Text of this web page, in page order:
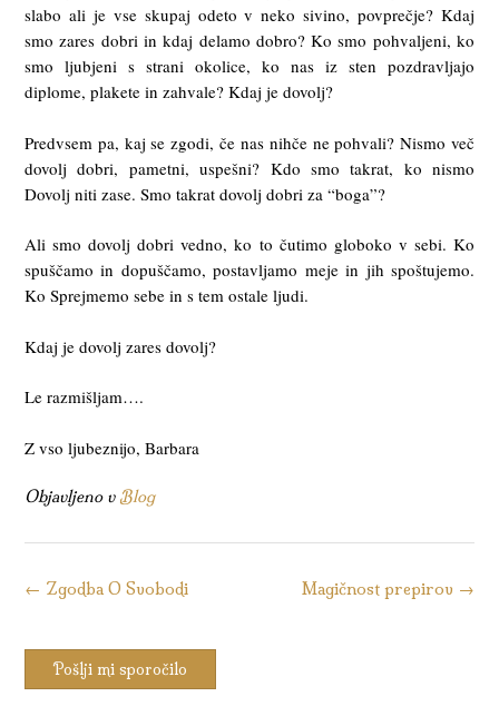
slabo ali je vse skupaj odeto v neko sivino, povprečje? Kdaj
smo zares dobri in kdaj delamo dobro? Ko smo pohvaljeni, ko
smo ljubjeni s strani okolice, ko nas iz sten pozdravljajo
diplome, plakete in zahvale? Kdaj je dovolj?
Predvsem pa, kaj se zgodi, če nas nihče ne pohvali? Nismo več
dovolj dobri, pametni, uspešni? Kdo smo takrat, ko nismo
Dovolj niti zase. Smo takrat dovolj dobri za “boga”?
Ali smo dovolj dobri vedno, ko to čutimo globoko v sebi. Ko
spuščamo in dopuščamo, postavljamo meje in jih spoštujemo.
Ko Sprejmemo sebe in s tem ostale ljudi.
Kdaj je dovolj zares dovolj?
Le razmišljam….
Z vso ljubeznijo, Barbara
Objavljeno v Blog
Kazalo
Magičnost prepirov →
← Zgodba O Svobodi